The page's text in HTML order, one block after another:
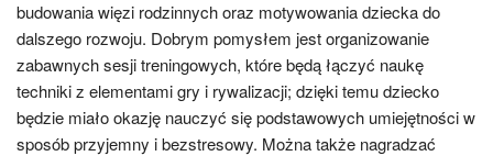
budowania więzi rodzinnych oraz motywowania dziecka do
dalszego rozwoju. Dobrym pomysłem jest organizowanie
zabawnych sesji treningowych, które będą łączyć naukę
techniki z elementami gry i rywalizacji; dzięki temu dziecko
będzie miało okazję nauczyć się podstawowych umiejętności w
sposób przyjemny i bezstresowy. Można także nagradzać